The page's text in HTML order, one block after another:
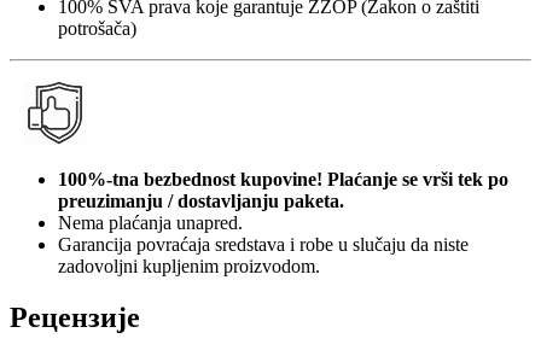
100% SVA prava koje garantuje ZZOP (Zakon o zaštiti
potrošača)
100%-tna bezbednost kupovine! Plaćanje se vrši tek po
preuzimanju / dostavljanju paketa.
Nema plaćanja unapred.
Garancija povraćaja sredstava i robe u slučaju da niste
zadovoljni kupljenim proizvodom.
Рецензије